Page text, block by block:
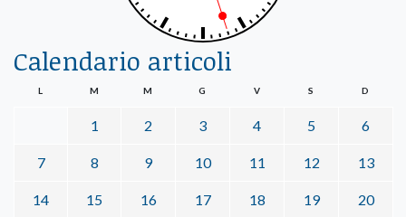
Calendario articoli
L M M G V S D
1 2 3 4 5 6
7 8 9 10 11 12 13
14 15 16 17 18 19 20